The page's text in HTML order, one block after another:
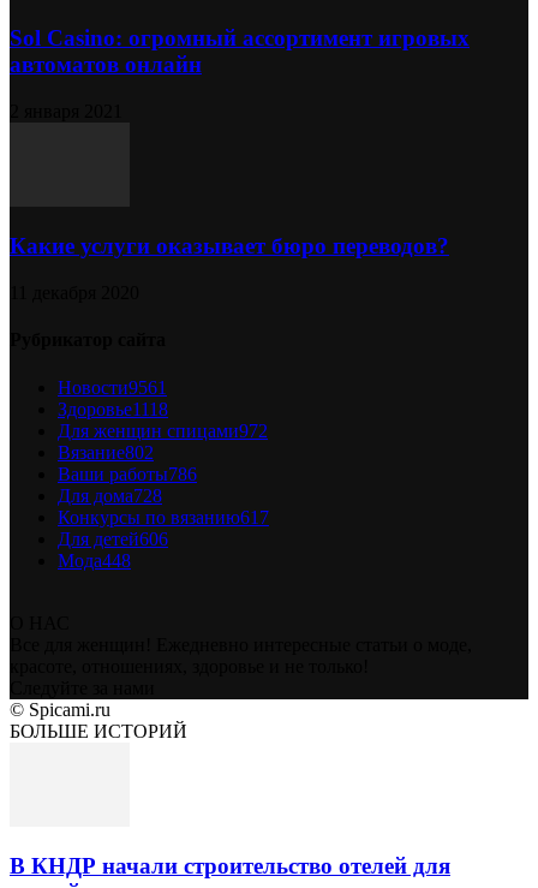
Sol Сasino: огромный ассортимент игровых
автоматов онлайн
Какие услуги оказывает бюро переводов?
Новости9561
Здоровье1118
Для женщин спицами972
Вязание802
Ваши работы786
Для дома728
Конкурсы по вязанию617
Для детей606
Мода448
© Spicami.ru
БОЛЬШЕ ИСТОРИЙ
В КНДР начали строительство отелей для